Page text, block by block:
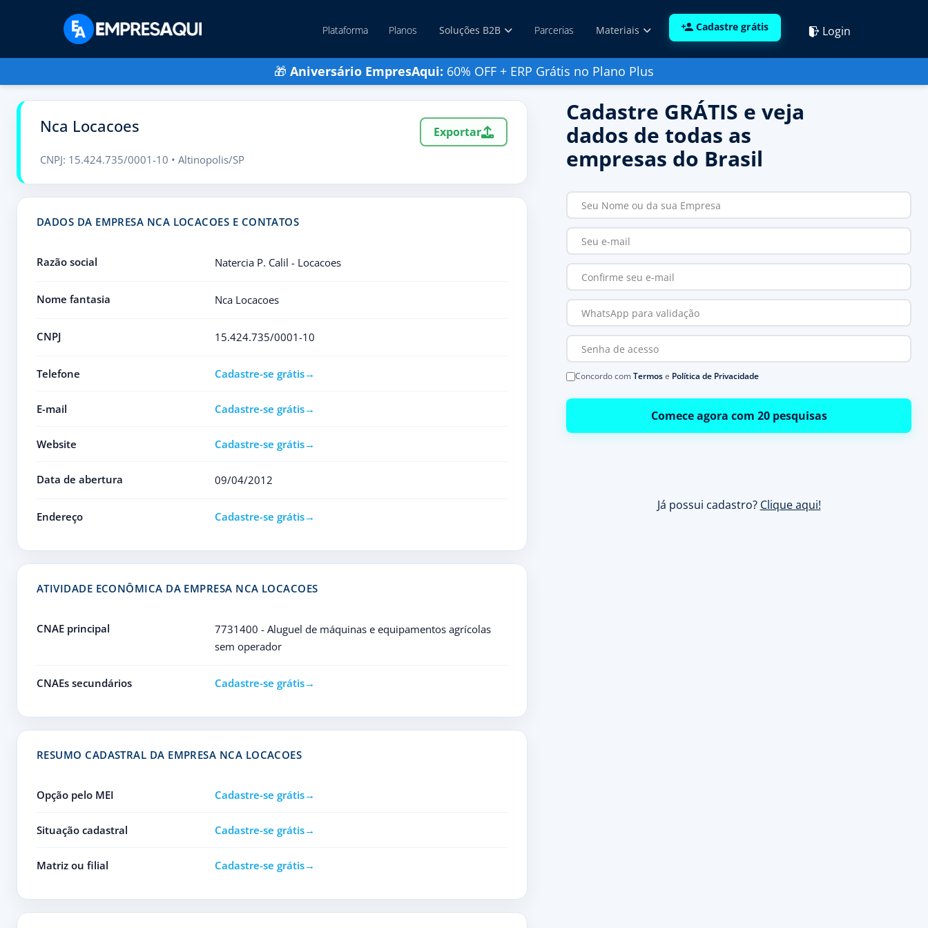
Plataforma Planos Soluções B2B Parcerias Materiais Cadastre grátis Login
🎁 Aniversário EmpresAqui: 60% OFF + ERP Grátis no Plano Plus
Nca Locacoes Exportar
CNPJ: 15.424.735/0001-10 • Altinopolis/SP
DADOS DA EMPRESA NCA LOCACOES E CONTATOS
Razão social Natercia P. Calil - Locacoes
Nome fantasia Nca Locacoes
CNPJ 15.424.735/0001-10
Telefone Cadastre-se grátis
E-mail Cadastre-se grátis
Website Cadastre-se grátis
Data de abertura 09/04/2012
Endereço Cadastre-se grátis
ATIVIDADE ECONÔMICA DA EMPRESA NCA LOCACOES
CNAE principal
7731400 - Aluguel de máquinas e equipamentos agrícolas
sem operador
CNAEs secundários Cadastre-se grátis
RESUMO CADASTRAL DA EMPRESA NCA LOCACOES
Opção pelo MEI Cadastre-se grátis
Situação cadastral Cadastre-se grátis
Matriz ou filial Cadastre-se grátis
Cadastre GRÁTIS e veja
dados de todas as
empresas do Brasil
Concordo comTermose Política de Privacidade
Comece agora com 20 pesquisas
Já possui cadastro? Clique aqui!